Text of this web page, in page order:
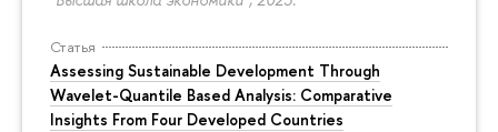
Статья
Assessing Sustainable Development Through
Wavelet-Quantile Based Analysis: Comparative
Insights From Four Developed Countries